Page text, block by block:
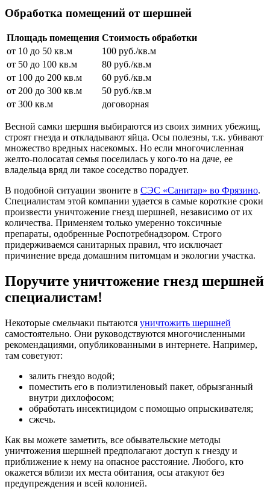
Обработка помещений от шершней
Площадь помещения Стоимость обработки
от 10 до 50 кв.м
100 руб./кв.м
от 50 до 100 кв.м
80 руб./кв.м
от 100 до 200 кв.м
60 руб./кв.м
от 200 до 300 кв.м
50 руб./кв.м
от 300 кв.м
договорная
Весной самки шершня выбираются из своих зимних убежищ,
строят гнезда и откладывают яйца. Осы полезны, т.к. убивают
множество вредных насекомых. Но если многочисленная
желто-полосатая семья поселилась у кого-то на даче, ее
владельца вряд ли такое соседство порадует.
В подобной ситуации звоните в СЭС «Санитар» во Фрязино.
Специалистам этой компании удается в самые короткие сроки
произвести уничтожение гнезд шершней, независимо от их
количества. Применяем только умеренно токсичные
препараты, одобренные Роспотребнадзором. Строго
придерживаемся санитарных правил, что исключает
причинение вреда домашним питомцам и экологии участка.
Поручите уничтожение гнезд шершней
специалистам!
Некоторые смельчаки пытаются уничтожить шершней
самостоятельно. Они руководствуются многочисленными
рекомендациями, опубликованными в интернете. Например,
там советуют:
залить гнездо водой;
поместить его в полиэтиленовый пакет, обрызганный
внутри дихлофосом;
обработать инсектицидом с помощью опрыскивателя;
сжечь.
Как вы можете заметить, все обывательские методы
уничтожения шершней предполагают доступ к гнезду и
приближение к нему на опасное расстояние. Любого, кто
окажется вблизи их места обитания, осы атакуют без
предупреждения и всей колонией.